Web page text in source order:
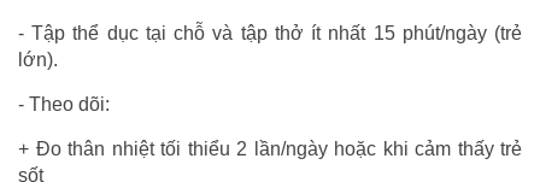
- Tập thể dục tại chỗ và tập thở ít nhất 15 phút/ngày (trẻ
lớn).
- Theo dõi:
+ Đo thân nhiệt tối thiểu 2 lần/ngày hoặc khi cảm thấy trẻ
sốt